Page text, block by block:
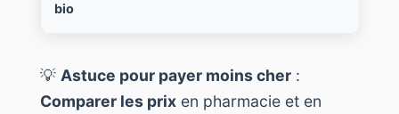
bio
💡 Astuce pour payer moins cher :
Comparer les prix en pharmacie et en